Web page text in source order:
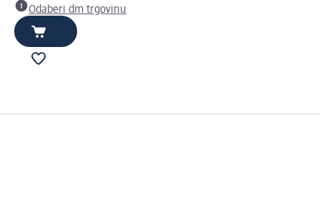
Odaberi dm trgovinu